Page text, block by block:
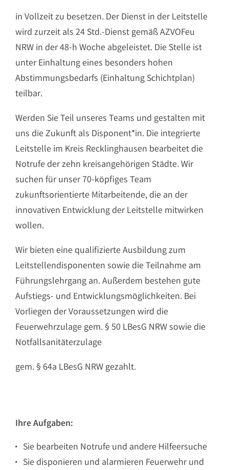
in Vollzeit zu besetzen. Der Dienst in der Leitstelle
wird zurzeit als 24 Std.-Dienst gemäß AZVOFeu
NRW in der 48-h Woche abgeleistet. Die Stelle ist
unter Einhaltung eines besonders hohen
Abstimmungsbedarfs (Einhaltung Schichtplan)
teilbar.
Werden Sie Teil unseres Teams und gestalten mit
uns die Zukunft als Disponent*in. Die integrierte
Leitstelle im Kreis Recklinghausen bearbeitet die
Notrufe der zehn kreisangehörigen Städte. Wir
suchen für unser 70-köpfiges Team
zukunftsorientierte Mitarbeitende, die an der
innovativen Entwicklung der Leitstelle mitwirken
wollen.
Wir bieten eine qualifizierte Ausbildung zum
Leitstellendisponenten sowie die Teilnahme am
Führungslehrgang an. Außerdem bestehen gute
Aufstiegs- und Entwicklungsmöglichkeiten. Bei
Vorliegen der Voraussetzungen wird die
Feuerwehrzulage gem. § 50 LBesG NRW sowie die
Notfallsanitäterzulage
gem. § 64a LBesG NRW gezahlt.
Ihre Aufgaben:
Sie bearbeiten Notrufe und andere Hilfeersuche
Sie disponieren und alarmieren Feuerwehr und